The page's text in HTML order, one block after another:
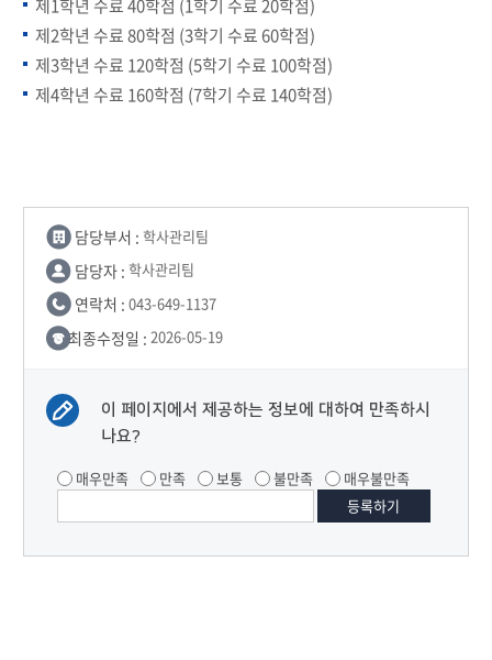
제1학년 수료 40학점 (1학기 수료 20학점)
제2학년 수료 80학점 (3학기 수료 60학점)
제3학년 수료 120학점 (5학기 수료 100학점)
제4학년 수료 160학점 (7학기 수료 140학점)
담당부서 : 학사관리팀
담당자 : 학사관리팀
연락처 : 043-649-1137
최종수정일 : 2026-05-19
이 페이지에서 제공하는 정보에 대하여 만족하시
나요?
매우만족 만족 보통 불만족 매우불만족